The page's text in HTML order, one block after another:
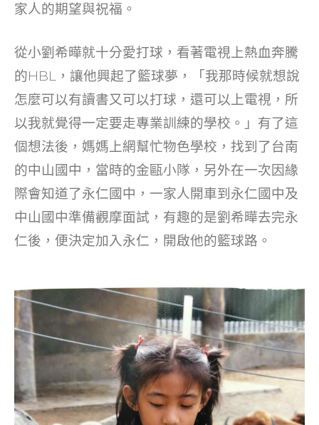
家人的期望與祝福。
從小劉希曄就十分愛打球，看著電視上熱血奔騰
的HBL，讓他興起了籃球夢，「我那時候就想說
怎麼可以有讀書又可以打球，還可以上電視，所
以我就覺得一定要走專業訓練的學校。」有了這
個想法後，媽媽上網幫忙物色學校，找到了台南
的中山國中，當時的金甌小隊，另外在一次因緣
際會知道了永仁國中，一家人開車到永仁國中及
中山國中準備觀摩面試，有趣的是劉希曄去完永
仁後，便決定加入永仁，開啟他的籃球路。